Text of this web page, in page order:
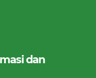
dan